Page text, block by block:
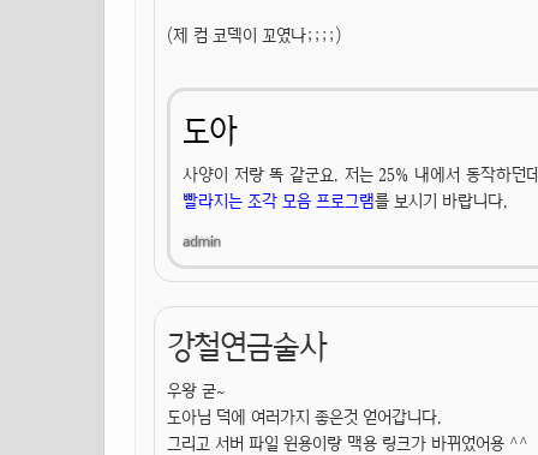
(제 컴 코덱이 꼬였나;;;;)
도아
사양이 저랑 똑 같군요. 저는 25% 내에서 동작하
빨라지는 조각 모음 프로그램를 보시기 바랍니다.
강철연금술사
우왕 굳~
도아님 덕에 여러가지 좋은것 얻어갑니다.
그리고 서버 파일 윈용이랑 맥용 링크가 바뀌었어용 ^^